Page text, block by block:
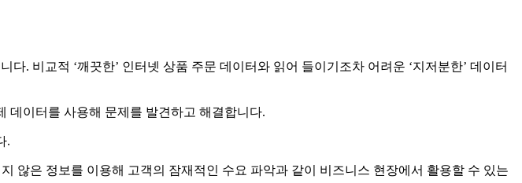
. 비교적 ‘깨끗한’ 인터넷 상품 주문 데이터와 읽어 들이기조차 어려운 ‘지저분한’ 데이터
데이터를 사용해 문제를 발견하고 해결합니다.
.
은 정보를 이용해 고객의 잠재적인 수요 파악과 같이 비즈니스 현장에서 활용할 수 있는